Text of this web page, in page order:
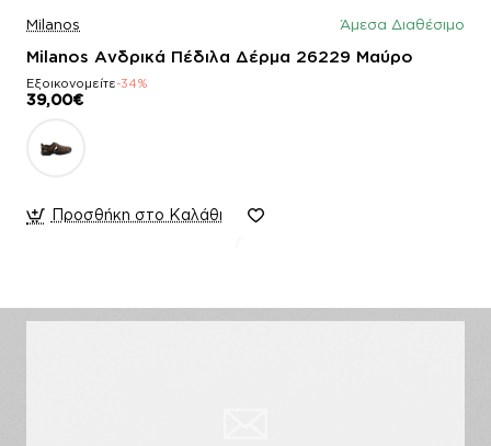
Milanos Άμεσα Διαθέσιμο
Milanos Ανδρικά Πέδιλα Δέρμα 26229 Μαύρο
Εξοικονομείτε-34%
39,00€
Προσθήκη στο Καλάθι